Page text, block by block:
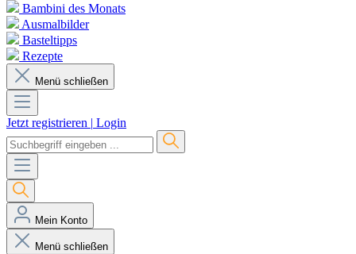
Bambini des Monats
Ausmalbilder
Basteltipps
Rezepte
Menü schließen
Jetzt registrieren | Login
Mein Konto
Menü schließen